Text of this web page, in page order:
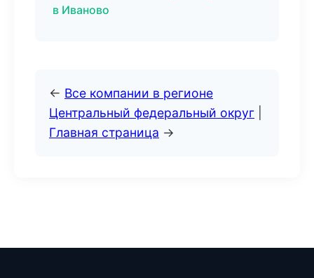
в Иваново
← Все компании в регионе
Центральный федеральный округ
Главная страница →